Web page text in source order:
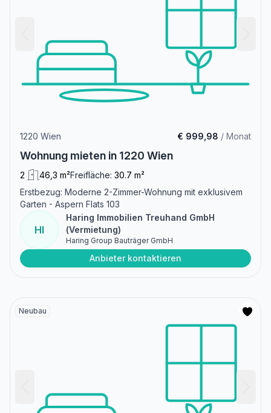
1220 Wien € 999,98 / Monat
Wohnung mieten in 1220 Wien
2 46,3 m²Freifläche: 30.7 m²
Erstbezug: Moderne 2-Zimmer-Wohnung mit exklusivem
Garten - Aspern Flats 103
HI
Haring Immobilien Treuhand GmbH
(Vermietung)
Haring Group Bauträger GmbH
Anbieter kontaktieren
Neubau